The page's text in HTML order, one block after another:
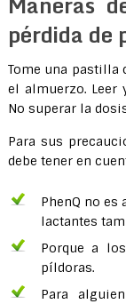
pérdida de
Tome una pastilla
el almuerzo. Leer
No superar la
Para sus
debe tener en
PhenQ no es
lactantes
Porque a
píldoras.
Para